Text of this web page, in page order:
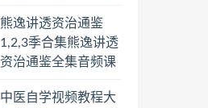
载学习
熊逸讲透资治通鉴
1,2,3季合集熊逸讲透
资治通鉴全集音频课
一二三辑合集百度云
中医自学视频教程大